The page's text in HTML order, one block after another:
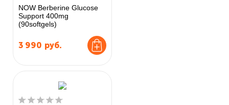
NOW Berberine Glucose
Support 400mg
(90softgels)
3 990 руб.